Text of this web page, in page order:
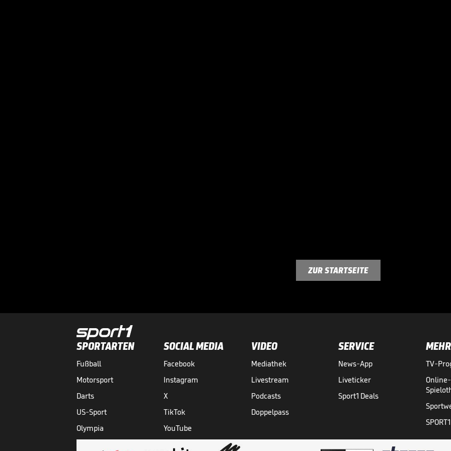
ZUR STARTSEITE
SPORTARTEN
Fußball
Motorsport
Darts
US-Sport
Olympia
SOCIAL MEDIA
Facebook
Instagram
X
TikTok
YouTube
VIDEO
Mediathek
Livestream
Podcasts
Doppelpass
SERVICE
News-App
Liveticker
Sport1 Deals
MEHR
TV-